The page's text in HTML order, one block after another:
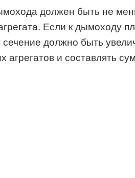
должен быть не
Если к дымоходу
сечение должно быть
агрегатов и составлять